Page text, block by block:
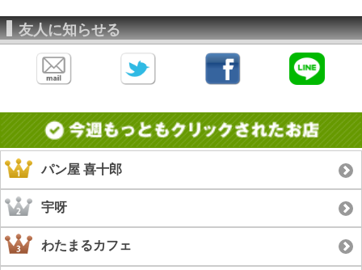
友人に知らせる
パン屋 喜十郎
宇呀
わたまるカフェ